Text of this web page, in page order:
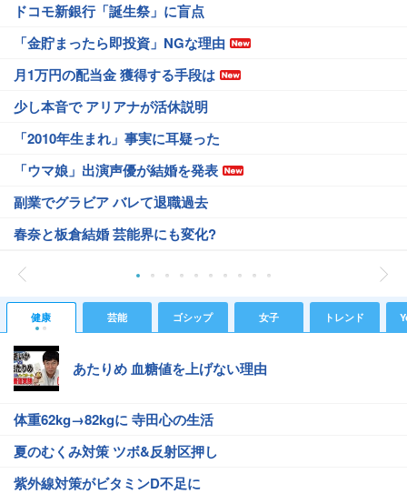
ドコモ新銀行「誕生祭」に盲点
「金貯まったら即投資」NGな理由
月1万円の配当金 獲得する手段は
少し本音で アリアナが活休説明
「2010年生まれ」事実に耳疑った
「ウマ娘」出演声優が結婚を発表
副業でグラビア バレて退職過去
春奈と板倉結婚 芸能界にも変化?
健康 芸能 ゴシップ 女子 トレンド
あたりめ 血糖値を上げない理由
体重62kg→82kgに 寺田心の生活
夏のむくみ対策 ツボ&反射区押し
紫外線対策がビタミンD不足に